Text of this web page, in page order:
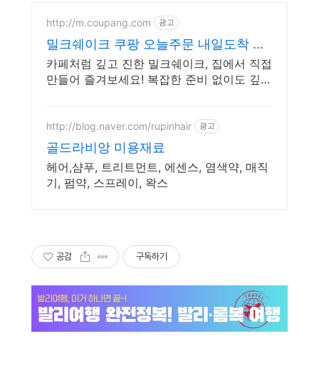
http://m.coupang.com 광고
밀크쉐이크 쿠팡 오늘주문 내일도착 로
켓배송
카페처럼 깊고 진한 밀크쉐이크, 집에서 직접
만들어 즐겨보세요! 복잡한 준비 없이도 깊은
http://blog.naver.com/rupinhair 광고
골드라비앙 미용재료
헤어,샴푸, 트리트먼트, 에센스, 염색약, 매직
기, 펌약, 스프레이, 왁스
공감 구독하기